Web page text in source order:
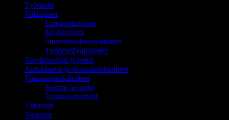
Työtuolit
Valaisimet
Lattiavalaisimet
Meikkivalot
Suurennuslasivalaisimet
Työpöytävalaisimet
Tarvikesalkut ja pakit
Autoklaavit ja desinfiointilaitteet
Vastaanottokalusteet
Sohvat ja tuolit
Vastaanottotiskit
Tatuointi
Varaosat